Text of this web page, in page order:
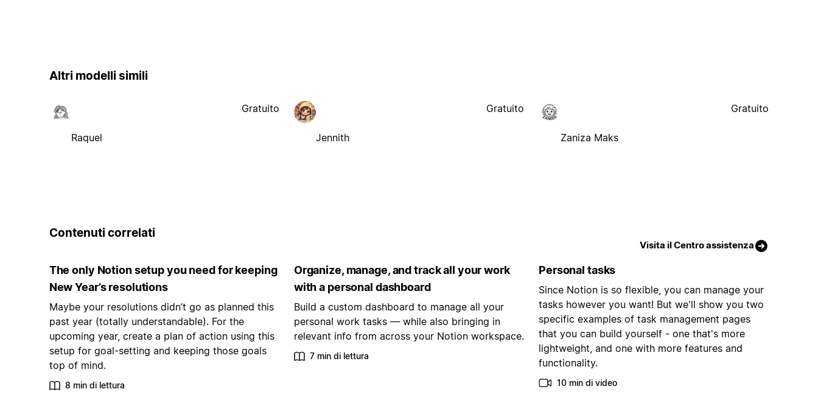
Altri modelli simili
Raquel
Gratuito
Jennith
Gratuito
Zaniza Maks
Gratuito
Contenuti correlati
Visita il Centro assistenza
The only Notion setup you need for keeping
New Year’s resolutions
Maybe your resolutions didn’t go as planned this
past year (totally understandable). For the
upcoming year, create a plan of action using this
setup for goal-setting and keeping those goals
top of mind.
8 min di lettura
Organize, manage, and track all your work
with a personal dashboard
Build a custom dashboard to manage all your
personal work tasks — while also bringing in
relevant info from across your Notion workspace.
7 min di lettura
Personal tasks
Since Notion is so flexible, you can manage your
tasks however you want! But we'll show you two
specific examples of task management pages
that you can build yourself - one that's more
lightweight, and one with more features and
functionality.
10 min di video